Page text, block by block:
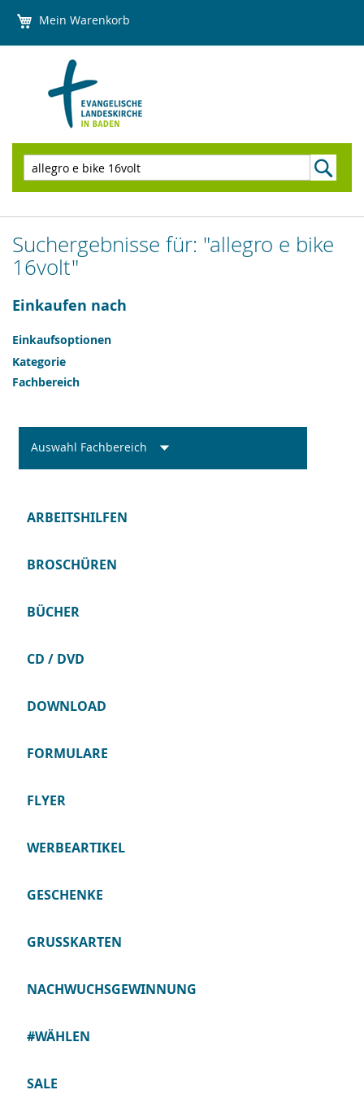
Mein Warenkorb
zum
Suchen
Suchergebnisse für: "allegro e bike
16volt"
Einkaufen nach
Einkaufsoptionen
Kategorie
Fachbereich
Auswahl Fachbereich
ARBEITSHILFEN
BROSCHÜREN
BÜCHER
CD / DVD
DOWNLOAD
FORMULARE
FLYER
WERBEARTIKEL
GESCHENKE
GRUSSKARTEN
NACHWUCHSGEWINNUNG
#WÄHLEN
SALE